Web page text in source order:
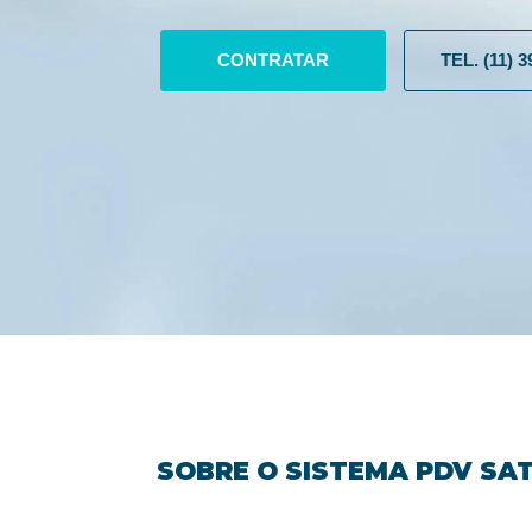
CONTRATAR TEL. (11)
SOBRE O SISTEMA PDV